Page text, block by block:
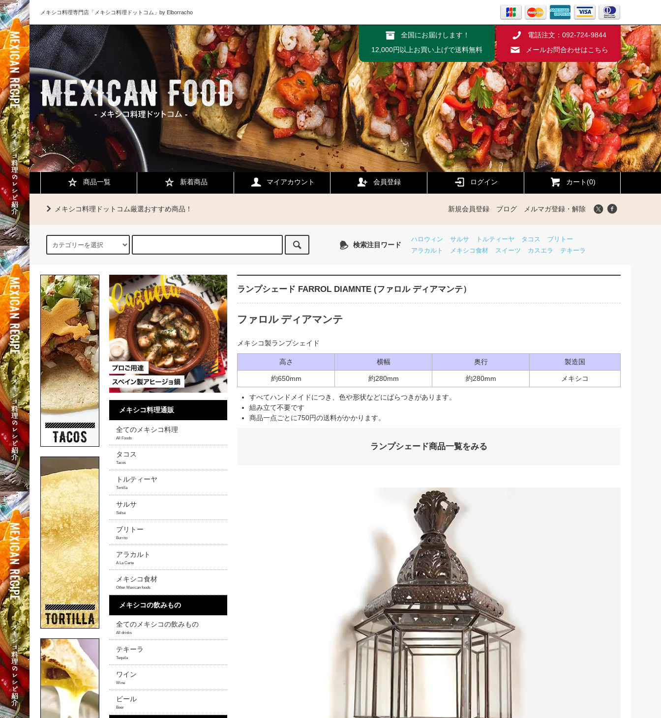
メキシコ料理専門店「メキシコ料理ドットコム」by Elborracho
全国にお届けします！
12,000円以上お買い上げで送料無料
電話注文：092-724-9844
メールお問合わせはこちら
商品一覧 新着商品 マイアカウント 会員登録 ログイン カート(0)
メキシコ料理ドットコム厳選おすすめ商品！ 新規会員登録 ブログ メルマガ登録・解除
検索注目ワード
ハロウィン サルサ トルティーヤ タコス
ブリトー
アラカルト
メキシコ食材 スイーツ カスエラ テキーラ
ランプシェード FARROL DIAMNTE (ファロル ディアマンテ）
ファロル ディアマンテ
メキシコ製ランプシェイド
高さ 横幅 奥行 製造国
約650mm 約280mm 約280mm メキシコ
すべてハンドメイドにつき、色や形状などにばらつきがあります。
組み立て不要です
商品一点ごとに750円の送料がかかります。
ランプシェード商品一覧をみる
メキシコ料理通販
全てのメキシコ料理
All Foods
タコス
Tacos
トルティーヤ
Tortilla
サルサ
Salsa
ブリトー
Burrito
アラカルト
A La Carte
メキシコ食材
Other Mexican foods
メキシコの飲みもの
全てのメキシコの飲みもの
All drinks
テキーラ
Tequila
ワイン
Wine
ビール
Beer